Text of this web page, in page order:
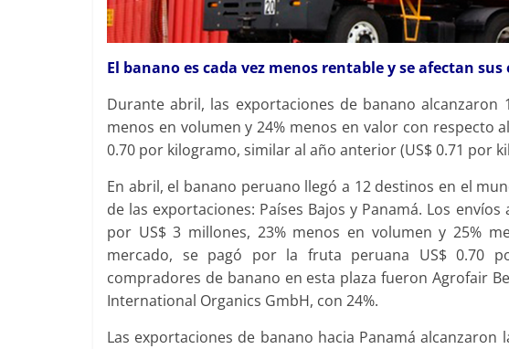
El banano es cada vez menos rentable y se afectan sus
Durante abril, las exportaciones de banano alcanzaron
menos en volumen y 24% menos en valor con respecto
0.70 por kilogramo, similar al año anterior (US$ 0.71 por
En abril, el banano peruano llegó a 12 destinos en el
de las exportaciones: Países Bajos y Panamá. Los
por US$ 3 millones, 23% menos en volumen y 25%
mercado, se pagó por la fruta peruana US$ 0.70
compradores de banano en esta plaza fueron Agrofair
International Organics GmbH, con 24%.
Las exportaciones de banano hacia Panamá alcanzaron